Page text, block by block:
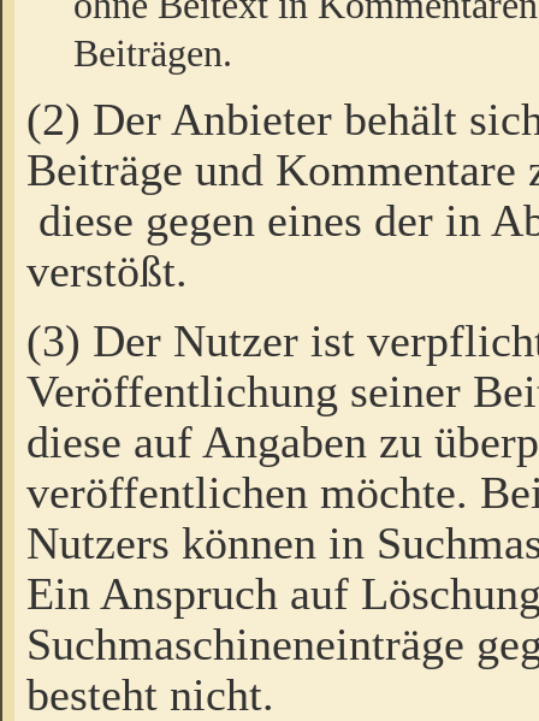
Beiträgen.
(2) Der Anbieter behält
Beiträge und Kommentare
diese gegen eines der in
verstößt.
(3) Der Nutzer ist
Veröffentlichung seiner
diese auf Angaben zu
veröffentlichen möchte.
Nutzers können in
Ein Anspruch auf
Suchmaschineneinträge
besteht nicht.